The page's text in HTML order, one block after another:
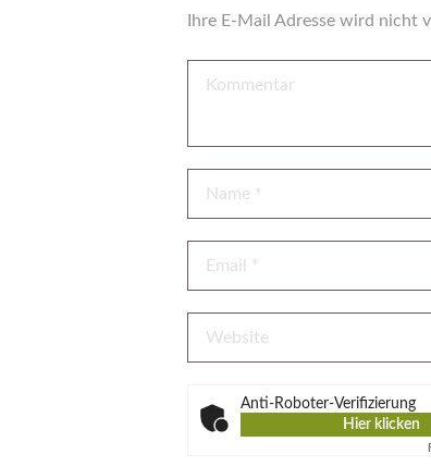
Ihre E-Mail Adresse wird nicht
Anti-Roboter-Verifizierung
Hier klicken